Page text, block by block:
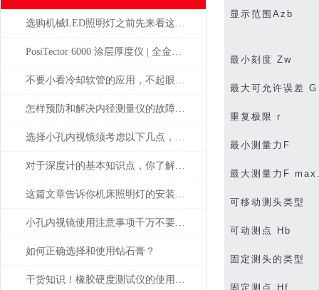
选购机械LED照明灯之前先来看这篇攻略准没错
PosiTector 6000 涂层厚度仪 | 全金属通用 高精度工业测厚解决方案
不要小看冷却软管的应用，不起眼用处却很大！
怎样预防和解决内径测量仪的故障问题？
选择小孔内视镜须考虑以下几点，避免出错
对于深度计的基本知识点，你了解多少？
这篇文章告诉你机床照明灯的安装以及应用
小孔内视镜使用注意事项千万不要忘了，牢记
如何正确选择和使用钻石膏？
干货知识！橡胶硬度测试仪的使用说明
显示范围 Azb
最小刻度 Zw
最大可允许误差 G
重复极限 r
最小测量力 F
最大测量力 F
可移动测头类型
可动测点 Hb
固定测头的类型
固定测点 Hf